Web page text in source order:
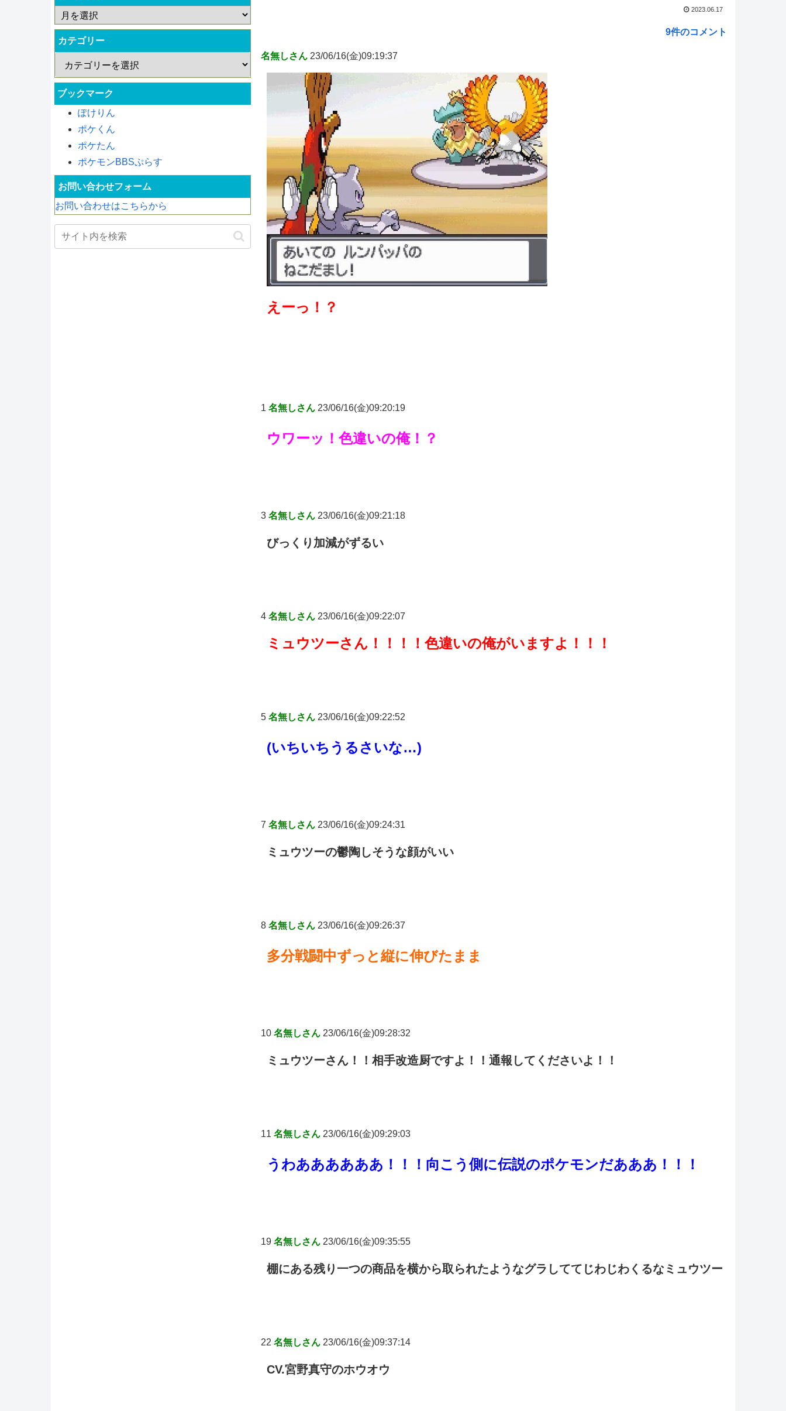
2023.06.17
9件のコメント
名無しさん 23/06/16(金)09:19:37
えーっ！？
1 名無しさん 23/06/16(金)09:20:19
ウワーッ！色違いの俺！？
3 名無しさん 23/06/16(金)09:21:18
びっくり加減がずるい
4 名無しさん 23/06/16(金)09:22:07
ミュウツーさん！！！！色違いの俺がいますよ！！！
5 名無しさん 23/06/16(金)09:22:52
(いちいちうるさいな…)
7 名無しさん 23/06/16(金)09:24:31
ミュウツーの鬱陶しそうな顔がいい
8 名無しさん 23/06/16(金)09:26:37
多分戦闘中ずっと縦に伸びたまま
10 名無しさん 23/06/16(金)09:28:32
ミュウツーさん！！相手改造厨ですよ！！通報してくださいよ！！
11 名無しさん 23/06/16(金)09:29:03
うわああああああ！！！向こう側に伝説のポケモンだあああ！！！
19 名無しさん 23/06/16(金)09:35:55
棚にある残り一つの商品を横から取られたようなグラしててじわじわくるなミュウツー
22 名無しさん 23/06/16(金)09:37:14
CV.宮野真守のホウオウ
カテゴリー
ブックマーク
ぽけりん
ポケくん
ポケたん
ポケモンBBSぷらす
お問い合わせフォーム
お問い合わせはこちらから